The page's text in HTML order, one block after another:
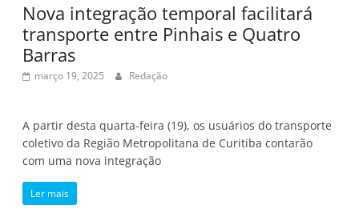
Nova integração temporal facilitará
transporte entre Pinhais e Quatro
Barras
março 19, 2025 Redação
A partir desta quarta-feira (19), os usuários do transporte
coletivo da Região Metropolitana de Curitiba contarão
com uma nova integração
Ler mais